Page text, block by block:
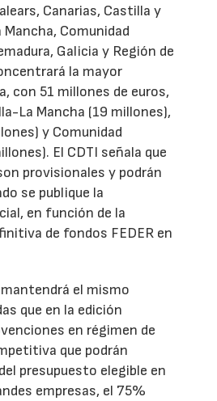
Canarias, Castilla y
Comunidad
Galicia y Región de
la mayor
con 51 millones de euros,
La Mancha (19 millones),
y Comunidad
El CDTI señala que
provisionales y podrán
se publique la
en función de la
de fondos FEDER en
el mismo
que en la edición
en régimen de
que podrán
presupuesto elegible en
empresas, el 75%